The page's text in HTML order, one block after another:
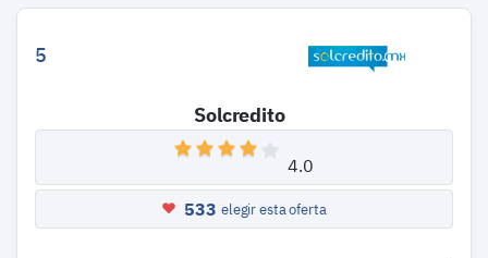
5
Solcredito
4.0
533 elegir esta oferta